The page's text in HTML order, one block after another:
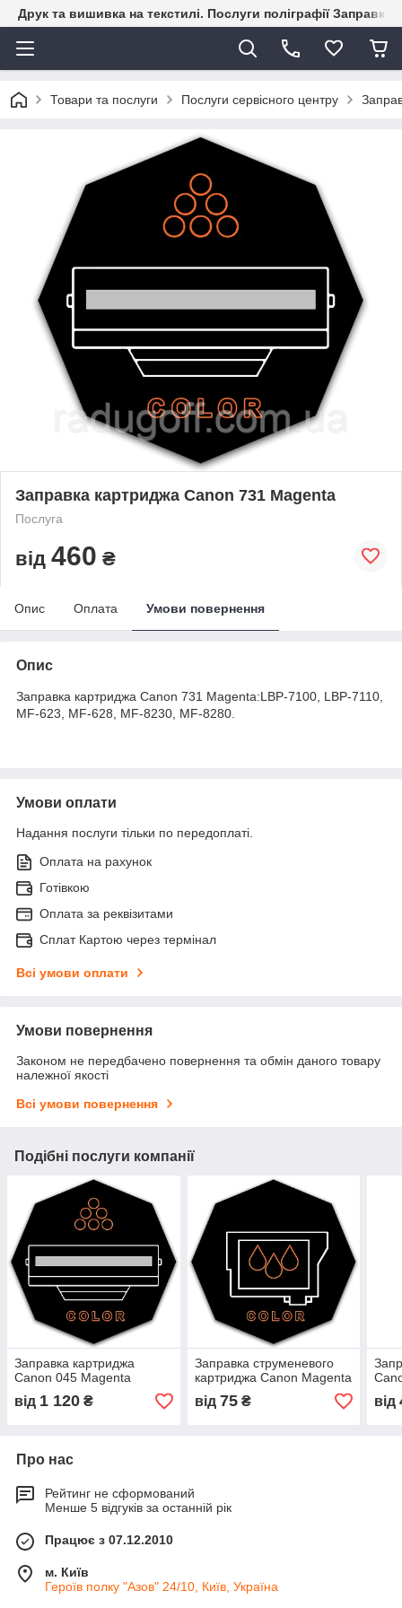
Друк та вишивка на текстилі. Послуги поліграфії Заправка
Товари та послуги Послуги сервісного центру
Заправка картриджа Canon 731 Magenta
Послуга
від 460 ₴
Опис Оплата Умови повернення
Опис
Заправка картриджа Canon 731 Magenta:LBP-7100, LBP-7110,
MF-623, MF-628, MF-8230, MF-8280.
Умови оплати
Надання послуги тільки по передоплаті.
Оплата на рахунок
Готівкою
Оплата за реквізитами
Cплат Картою через термінал
Всі умови оплати
Умови повернення
Законом не передбачено повернення та обмін даного товару
належної якості
Всі умови повернення
Подібні послуги компанії
Заправка картриджа
Canon 045 Magenta
від 1 120 ₴
Заправка струменевого
картриджа Canon Magenta
від 75₴ від
Про нас
Рейтинг не сформований
Менше 5 відгуків за останній рік
Працює з 07.12.2010
м. Київ
Героїв полку "Азов" 24/10, Київ, Україна